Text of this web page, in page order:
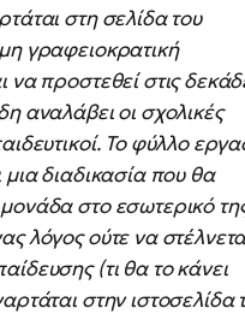
στη σελίδα του
γραφειοκρατική
να προστεθεί στις
αναλάβει οι σχολικές
Το φύλλο
μια διαδικασία που θα
στο εσωτερικό
λόγος ούτε να
(τι θα το κάνει
στην ιστοσελίδα